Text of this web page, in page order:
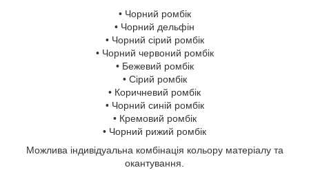
• Чорний ромбік
• Чорний дельфін
• Чорний сірий ромбік
• Чорний червоний ромбік
• Бежевий ромбік
• Сірий ромбік
• Коричневий ромбік
• Чорний синій ромбік
• Кремовий ромбік
• Чорний рижий ромбік
Можлива індивідуальна комбінація кольору матеріалу та
окантування.